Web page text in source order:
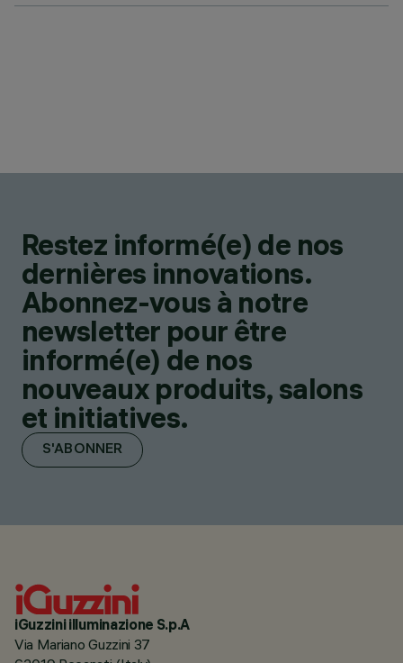
Restez informé(e) de nos
dernières innovations.
Abonnez-vous à notre
newsletter pour être
informé(e) de nos
nouveaux produits, salons
et initiatives.
S'ABONNER
iGuzzini illuminazione S.p.A
Via Mariano Guzzini 37